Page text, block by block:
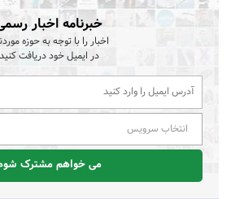
خبرنامه اخبار
اخبار را با توجه به حوزه
در ایمیل خود دریافت کنید
انتخاب سرویس
می خواهم مشترک